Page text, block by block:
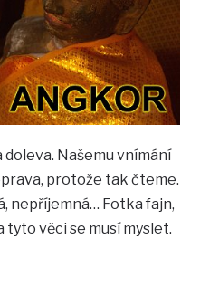
doleva. Našemu vnímání
protože tak čteme.
nepříjemná… Fotka fajn,
tyto věci se musí myslet.